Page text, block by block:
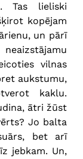
Tas lieliski
kopējam
un pārī
vilnas
aukstumu,
kaklu.
ātri žūst
Jo balta
bet arī
jebkam. Un,